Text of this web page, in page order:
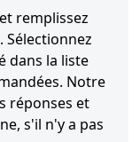
remplissez
Sélectionnez
dans la liste
Notre
réponses et
s'il n'y a pas